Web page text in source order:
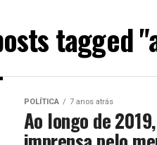
tagged
POLÍTICA 7 anos atrás
Ao longo de